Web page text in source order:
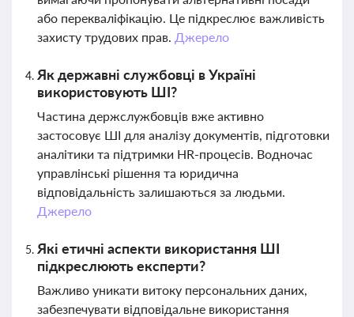
або перекваліфікацію. Це підкреслює важливість
захисту трудових прав. Джерело
Як державні службовці в Україні
використовують ШІ?
Частина держслужбовців вже активно
застосовує ШІ для аналізу документів, підготовки
аналітики та підтримки HR-процесів. Водночас
управлінські рішення та юридична
відповідальність залишаються за людьми.
Джерело
Які етичні аспекти використання ШІ
підкреслюють експерти?
Важливо уникати витоку персональних даних,
забезпечувати відповідальне використання